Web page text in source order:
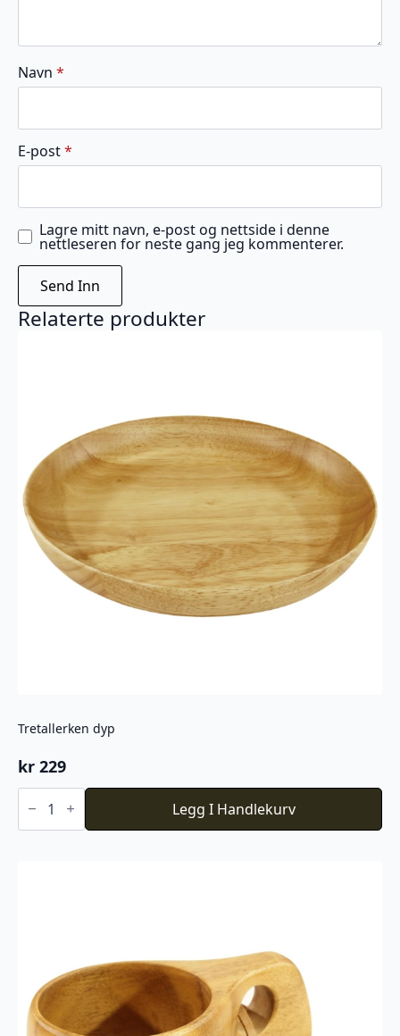
Navn *
E-post*
Lagre mitt navn, e-post og nettside i denne
nettleseren for neste gang jeg kommenterer.
Relaterte produkter
Tretallerken dyp
kr 229
Tretallerken
dyp Legg I Handlekurv